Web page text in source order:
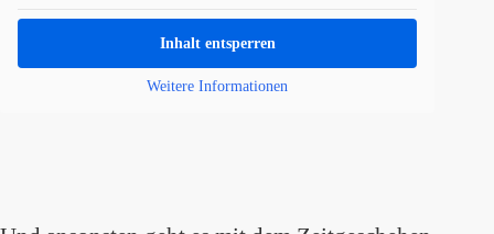
Inhalt entsperren
Weitere Informationen